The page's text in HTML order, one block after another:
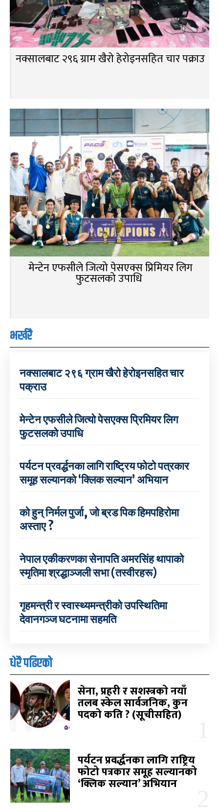
नक्सालबाट २९६ ग्राम खैरो हेरोइनसहित चार पक्राउ
मेन्टेन एफसीले जित्यो पेसएक्स प्रिमियर लिग
फुटसलको उपाधि
भर्खरै
नक्सालबाट २९६ ग्राम खैरो हेरोइनसहित चार
पक्राउ
मेन्टेन एफसीले जित्यो पेसएक्स प्रिमियर लिग
फुटसलको उपाधि
पर्यटन प्रवर्द्धनका लागि राष्ट्रिय फोटो पत्रकार
समूह सल्यानको ‘क्लिक सल्यान’ अभियान
को हुन् निर्मल पुर्जा, जो ब्रड पिक हिमपहिरोमा
अस्ताए ?
नेपाल एकीकरणका सेनापति अमरसिंह थापाको
स्मृतिमा श्रद्धाञ्जली सभा (तस्वीरहरू)
गृहमन्त्री र स्वास्थ्यमन्त्रीको उपस्थितिमा
देवानगञ्ज घटनामा सहमति
धेरै पढिएको
सेना, प्रहरी र सशस्त्रको नयाँ
तलब स्केल सार्वजनिक, कुन
पदको कति ? (सूचीसहित)
पर्यटन प्रवर्द्धनका लागि राष्ट्रिय
फोटो पत्रकार समूह सल्यानको
‘क्लिक सल्यान’ अभियान